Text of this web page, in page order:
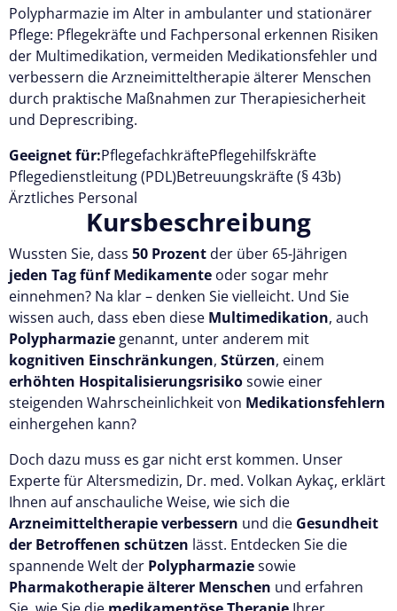
Kostenlos testen
Polypharmazie im Alter in ambulanter und stationärer
Pflege: Pflegekräfte und Fachpersonal erkennen Risiken
der Multimedikation, vermeiden Medikationsfehler und
verbessern die Arzneimitteltherapie älterer Menschen
durch praktische Maßnahmen zur Therapiesicherheit
und Deprescribing.
Geeignet für:PflegefachkräftePflegehilfskräfte
Pflegedienstleitung (PDL)Betreuungskräfte (§ 43b)
Ärztliches Personal
Kursbeschreibung
Wussten Sie, dass 50 Prozent der über 65-Jährigen
jeden Tag fünf Medikamente oder sogar mehr
einnehmen? Na klar – denken Sie vielleicht. Und Sie
wissen auch, dass eben diese Multimedikation, auch
Polypharmazie genannt, unter anderem mit
kognitiven Einschränkungen, Stürzen, einem
erhöhten Hospitalisierungsrisikosowie einer
steigenden Wahrscheinlichkeit von Medikationsfehlern
einhergehen kann?
Doch dazu muss es gar nicht erst kommen. Unser
Experte für Altersmedizin, Dr. med. Volkan Aykaç, erklärt
Ihnen auf anschauliche Weise, wie sich die
Arzneimitteltherapie verbessern und die Gesundheit
der Betroffenen schützen lässt. Entdecken Sie die
spannende Welt der Polypharmaziesowie
Pharmakotherapie älterer Menschen und erfahren